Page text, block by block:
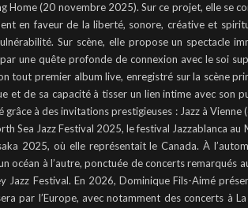
Home (20 novembre 2025). Sur ce projet, elle se
en faveur de la liberté, sonore, créative et
Sur scène, elle propose un spectacle
une quête profonde de connexion avec le soi
tout premier album live, enregistré sur la scène
et de sa capacité à tisser un lien intime avec son
à des invitations prestigieuses : Jazz à Vienne
Sea Jazz Festival 2025, le festival Jazzablanca au
2025, où elle représentait le Canada. À
océan à l’autre, ponctuée de concerts remarqués
Jazz Festival. En 2026, Dominique Fils-Aimé
par l’Europe, avec notamment des concerts à